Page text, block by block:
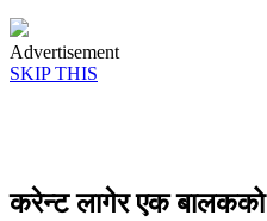
Advertisement
SKIP THIS
करेन्ट लागेर एक